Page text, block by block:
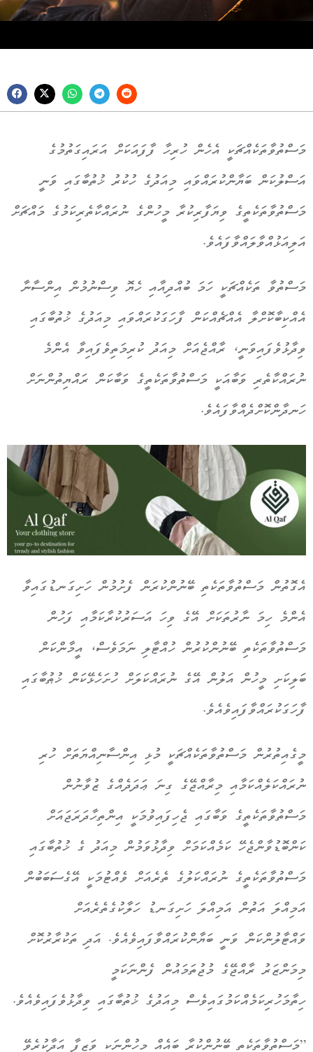
މަސްތުވާތަކެއްޗަކީ އެހެން ހުރިހާ ފާފައަކަށް އަރައިގަތުމުގެ
އަސްލުކަން ބަޔާންކުރައްވައި މިއަދުގެ ހުކުރު ޚުތުބާގައި ވަނީ
މަސްތުވާތަކެތީގެ ވިޔަފާރިކުރާ މީހުންގެ ނުރައްކާތެރިކަމުގެ މައްޗަށް
އަލިއަޅުއްވާލައްވާފައެވެ.
މަސްތުވާ ތަކެއްޗަކީ ހަމަ ބުއްދިއާއި ހެޔޮ ވިސްނުމުން އިންސާނާ
އެއްކިބާކޮށްލާ އެއްޗެއްކަން ފާހަގަކުރައްވައި މިއަދުގެ ޚުތުބާގައި
ވިދާޅުވެފައިވަނީ، ރާއްޖެއަށް މިއަދު ކުރިމަތިވެފައިވާ އެންމެ
ނުރައްކާތެރި ވަބާއަކީ މަސްތުވާތަކެތީގެ ވަބާކަން ރައްޔިތުންނަށް
ހަނދާންކޮށްދެއްވާފައެވެ.
އެގޮތުން މަސްތުވާތަކެތި ބޭނުންކުރަން ފެށުމުން ހަށިގަނޑުގައިވާ
އެންމެ ހިމަ ނާރުތަކަށް އޭގެ ވިހަ އަސަރުކުރާކަމާއި ފަހުން
މަސްތުވާތަކެތި ބޭނުންކުރުން ހުއްޓާލި ނަމަވެސް، އީމާންކަން
ބަލިކަށި މީހުން އަލުން އޭގެ ނުރައްކަލަށް ހުށަހެޅޭކަން ޚުޠުބާގައި
ފާހަގަކުރައްވާފައިވެއެވެ.
މީގެއިތުރުން މަސްތުވާތަކެއްޗަކީ މުޅި އިންސާނިއްޔަތަށް ހުރި
ނުރައްކަލެއްކަމާއި މިރާއްޖޭގެ ގިނަ ޢަދަދެއްގެ ޒުވާނުން
މަސްތުވާތަކެތީގެ ވަބާގައި ޖެހިފައިވުމަކީ އިންތިހާދަރަޖައަށް
ކަންބޮޑުވާންޖެހޭ ކަމެއްކަމަށް ވިދާޅުވަމުން މިއަދު ގެ ޚުތުބާގައި
މަސްތުވާތަކެތީގެ ނުރައްކަލުގެ ތެރެއަށް ވެއްޓުމަކީ އޭގެސަބަބުން
އަމިއްލަ އަތުން އަމިއްލަ ހަށިގަނޑު ހަލާކުގެތެރެއަށް
ވައްޓާލުންކަން ވަނީ ބަޔާންކުރައްވާފައިވެއެވެ. އަދި ތަކުރާރުކޮށް
މިމަންޒަރު ރާއްޖޭގެ މުޖުތަމައުން ފެންނަކަމީ
ހިތާމަހުރިކަމެއްކަމުގައިވެސް މިއަދުގެ ޚުތުބާގައި ވިދާޅުވެފައިވެއެވެ.
”މަސްތުވާތަކެތި ބޭނުންކުރާ ބައެއް މީހުންނަކީ ވަޒީފާ އަދާކުރެވޭ